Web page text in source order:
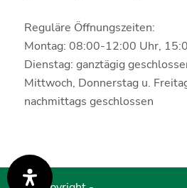
Reguläre Öffnungszeiten:
Montag: 08:00-12:00 Uhr,
Dienstag: ganztägig
Mittwoch, Donnerstag u.
nachmittags geschlossen